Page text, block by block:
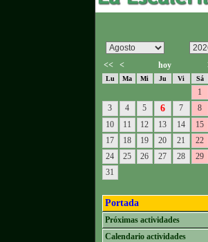
<< < hoy
Lu Ma Mi Ju Vi Sá
1
3
4 5 6 7 8
10
11 12 13 14 15
17
18 19 20 21 22
24
25 26 27 28 29
31
Portada
Próximas actividades
Calendario actividades